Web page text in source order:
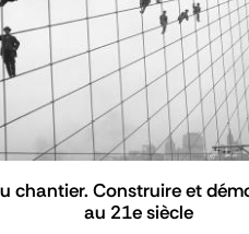
chantier. Construire et
au 21e siècle